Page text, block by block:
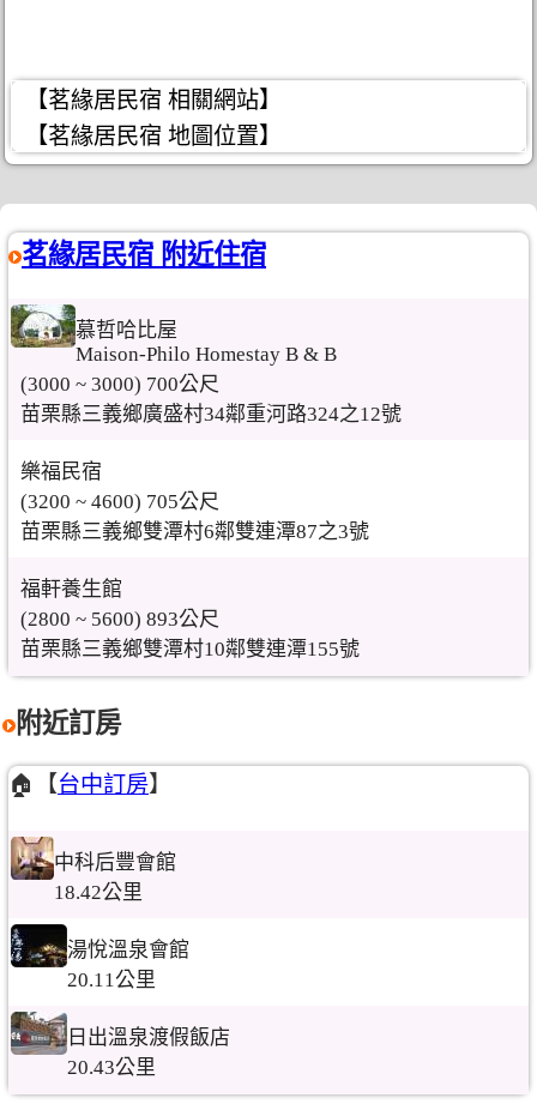
【茗緣居民宿 相關網站】
【茗緣居民宿 地圖位置】
茗緣居民宿 附近住宿
慕哲哈比屋
Maison-Philo Homestay B & B
(3000 ~ 3000) 700公尺
苗栗縣三義鄉廣盛村34鄰重河路324之12號
樂福民宿
(3200 ~ 4600) 705公尺
苗栗縣三義鄉雙潭村6鄰雙連潭87之3號
福軒養生館
(2800 ~ 5600) 893公尺
苗栗縣三義鄉雙潭村10鄰雙連潭155號
附近訂房
🏠【台中訂房】
中科后豐會館
18.42公里
湯悅溫泉會館
20.11公里
日出溫泉渡假飯店
20.43公里